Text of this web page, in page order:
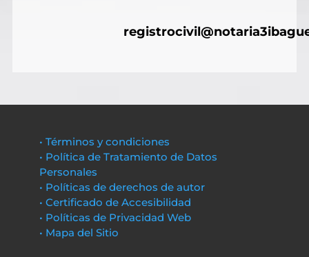
• Términos y condiciones
• Política de Tratamiento de Datos
Personales
• Políticas de derechos de autor
• Certificado de Accesibilidad
• Políticas de Privacidad Web
• Mapa del Sitio